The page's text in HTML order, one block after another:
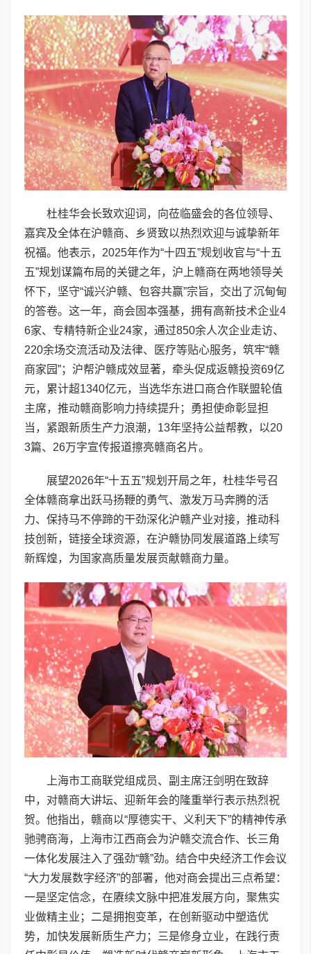
杜桂华会长致欢迎词，向莅临盛会的各位领导、
嘉宾及全体在沪赣商、乡贤致以热烈欢迎与诚挚新年
祝福。他表示，2025年作为“十四五”规划收官与“十五
五”规划谋篇布局的关键之年，沪上赣商在两地领导关
怀下，坚守“诚兴沪赣、包容共赢”宗旨，交出了沉甸甸
的答卷。这一年，商会固本强基，拥有高新技术企业4
6家、专精特新企业24家，通过850余人次企业走访、
220余场交流活动及法律、医疗等贴心服务，筑牢“赣
商家园”；沪帮沪赣成效显著，牵头促成返赣投资69亿
元，累计超1340亿元，当选华东进口商合作联盟轮值
主席，推动赣商影响力持续提升；勇担使命彰显担
当，紧跟新质生产力浪潮，13年坚持公益帮教，以20
3篇、26万字宣传报道擦亮赣商名片。
展望2026年“十五五”规划开局之年，杜桂华号召
全体赣商拿出跃马扬鞭的勇气、激发万马奔腾的活
力、保持马不停蹄的干劲深化沪赣产业对接，推动科
技创新，链接全球资源，在沪赣协同发展道路上续写
新辉煌，为国家高质量发展贡献赣商力量。
上海市工商联党组成员、副主席汪剑明在致辞
中，对赣商大讲坛、迎新年会的隆重举行表示热烈祝
贺。他指出，赣商以“厚德实干、义利天下”的精神传承
驰骋商海，上海市江西商会为沪赣交流合作、长三角
一体化发展注入了强劲“赣”劲。结合中央经济工作会议
“大力发展数字经济”的部署，他对商会提出三点希望：
一是坚定信念，在赓续文脉中把准发展方向，聚焦实
业做精主业；二是拥抱变革，在创新驱动中塑造优
势，加快发展新质生产力；三是修身立业，在践行责